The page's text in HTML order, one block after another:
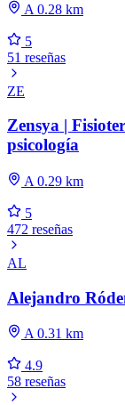
A 0.28 km
5
51 reseñas
ZE
Zensya |
psicología
A 0.29 km
5
472 reseñas
AL
Alejandro
A 0.31 km
4.9
58 reseñas